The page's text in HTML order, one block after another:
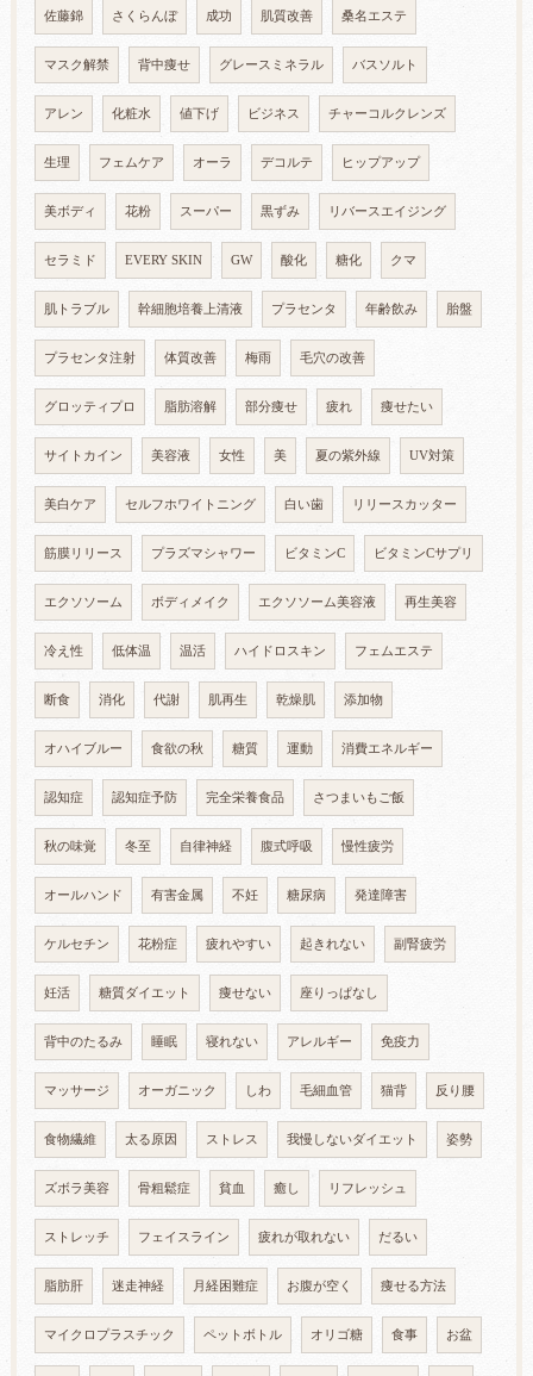
佐藤錦 さくらんぼ 成功 肌質改善 桑名エステ
マスク解禁 背中痩せ グレースミネラル バスソルト
アレン 化粧水 値下げ ビジネス チャーコルクレンズ
生理 フェムケア オーラ デコルテ ヒップアップ
美ボディ 花粉 スーパー 黒ずみ リバースエイジング
セラミド EVERY SKIN GW 酸化 糖化 クマ
肌トラブル 幹細胞培養上清液 プラセンタ 年齢飲み 胎盤
プラセンタ注射 体質改善 梅雨 毛穴の改善
グロッティプロ 脂肪溶解 部分痩せ 疲れ 痩せたい
サイトカイン 美容液 女性 美 夏の紫外線 UV対策
美白ケア セルフホワイトニング 白い歯 リリースカッター
筋膜リリース プラズマシャワー ビタミンC ビタミンCサプリ
エクソソーム ボディメイク エクソソーム美容液 再生美容
冷え性 低体温 温活 ハイドロスキン フェムエステ
断食 消化 代謝 肌再生 乾燥肌 添加物
オハイブルー 食欲の秋 糖質 運動 消費エネルギー
認知症 認知症予防 完全栄養食品 さつまいもご飯
秋の味覚 冬至 自律神経 腹式呼吸 慢性疲労
オールハンド 有害金属 不妊 糖尿病 発達障害
ケルセチン 花粉症 疲れやすい 起きれない 副腎疲労
妊活 糖質ダイエット 痩せない 座りっぱなし
背中のたるみ 睡眠 寝れない アレルギー 免疫力
マッサージ オーガニック しわ 毛細血管 猫背 反り腰
食物繊維 太る原因 ストレス 我慢しないダイエット 姿勢
ズボラ美容 骨粗鬆症 貧血 癒し リフレッシュ
ストレッチ フェイスライン 疲れが取れない だるい
脂肪肝 迷走神経 月経困難症 お腹が空く 痩せる方法
マイクロプラスチック ペットボトル オリゴ糖 食事 お盆